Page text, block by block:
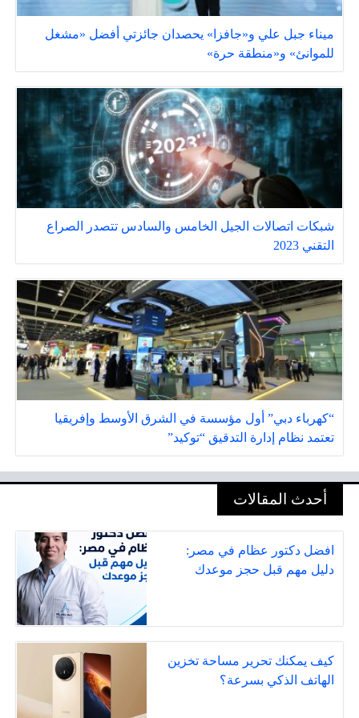
ميناء جبل علي و«جافزا» يحصدان جائزتي أفضل «مشغل
للموانئ» و«منطقة حرة»
شبكات اتصالات الجيل الخامس والسادس تتصدر الصراع
التقني 2023
“كهرباء دبي” أول مؤسسة في الشرق الأوسط وإفريقيا
تعتمد نظام إدارة التدقيق “توكيد”
أحدث المقالات
افضل دكتور عظام في مصر:
دليل مهم قبل حجز موعدك
كيف يمكنك تحرير مساحة تخزين
الهاتف الذكي بسرعة؟